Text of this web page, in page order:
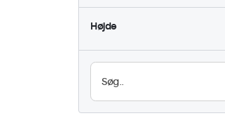
Højde